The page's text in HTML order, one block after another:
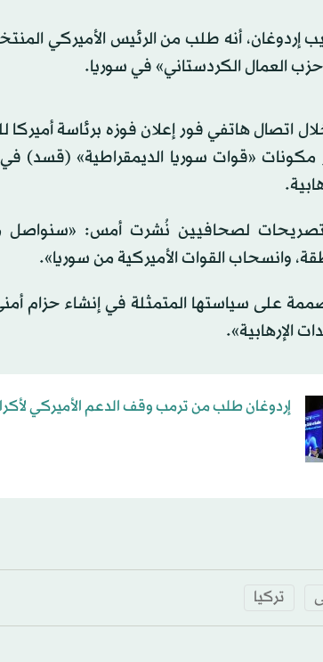
إردوغان، أنه طلب من الرئيس الأميركي
العمال الكردستاني» في سوريا.
اتصال هاتفي فور إعلان فوزه برئاسة أميركا
مكونات «قوات سوريا الديمقراطية» (قسد)
لصحافيين نُشرت أمس: «سنواصل
وانسحاب القوات الأميركية من سوريا».
الإرهابية».
إردوغان طلب من ترمب وقف الدعم الأميركي
تركيا